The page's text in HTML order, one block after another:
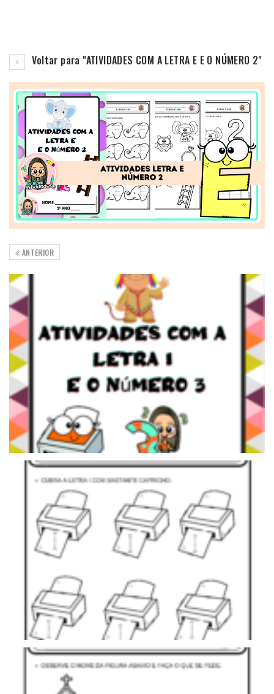
Voltar para "ATIVIDADES COM A LETRA E E O NÚMERO 2"
ANTERIOR